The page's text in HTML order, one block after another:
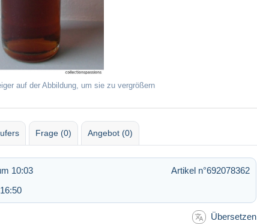
auf der Abbildung, um sie zu vergrößern
Frage (0) Angebot (0)
10:03
Artikel n°692078362
Übersetzen